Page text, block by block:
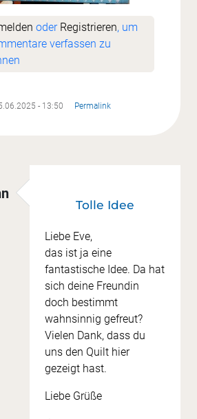
oder Registrieren, um
verfassen zu
- 13:50 Permalink
StrandhäuschenvonEve Marth
Tolle Idee
Liebe Eve,
das ist ja eine
fantastische Idee. Da hat
sich deine Freundin
doch bestimmt
wahnsinnig gefreut?
Vielen Dank, dass du
uns den Quilt hier
gezeigt hast.
Liebe Grüße